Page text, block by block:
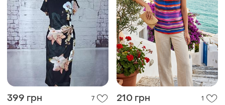
399 грн
7
210 грн 1